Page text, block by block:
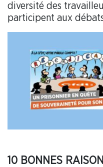
diversité des
participent aux
10 BONNES